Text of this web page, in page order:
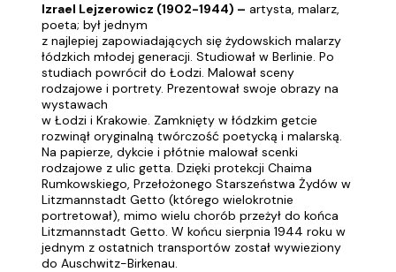
Izrael Lejzerowicz (1902-1944) – artysta, malarz,
poeta; był jednym
z najlepiej zapowiadających się żydowskich malarzy
łódzkich młodej generacji. Studiował w Berlinie. Po
studiach powrócił do Łodzi. Malował sceny
rodzajowe i portrety. Prezentował swoje obrazy na
wystawach
w Łodzi i Krakowie. Zamknięty w łódzkim getcie
rozwinął oryginalną twórczość poetycką i malarską.
Na papierze, dykcie i płótnie malował scenki
rodzajowe z ulic getta. Dzięki protekcji Chaima
Rumkowskiego, Przełożonego Starszeństwa Żydów w
Litzmannstadt Getto (którego wielokrotnie
portretował), mimo wielu chorób przeżył do końca
Litzmannstadt Getto. W końcu sierpnia 1944 roku w
jednym z ostatnich transportów został wywieziony
do Auschwitz-Birkenau.